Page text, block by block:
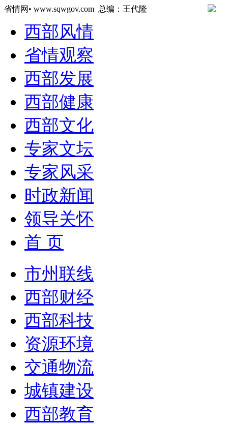
省情网• www.sqwgov.com 总编：王代隆
西部风情
省情观察
西部发展
西部健康
西部文化
专家文坛
专家风采
时政新闻
领导关怀
首 页
市州联线
西部财经
西部科技
资源环境
交通物流
城镇建设
西部教育